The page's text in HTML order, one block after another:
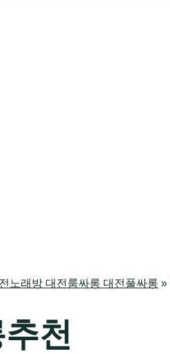
노래방 대전룸싸롱 대전풀싸롱 »
천